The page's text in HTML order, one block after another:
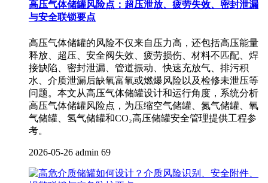
高压气体储罐风险点：超压泄放、疲劳失效、密封泄漏
与安全联锁要点
高压气体储罐的风险不仅来自压力高，还包括高压能量
释放、超压、安全阀失效、疲劳损伤、材料不匹配、焊
接缺陷、密封泄漏、管道振动、快速充放气、排污积
水、介质泄漏后缺氧富氧或燃爆风险以及检修未泄压等
问题。本文从高压气体储罐设计和运行角度，系统分析
高压气体储罐风险点，为压缩空气储罐、氮气储罐、氧
气储罐、氢气储罐和CO₂高压储罐安全管理提供工程参
考。
2026-05-26 admin 69